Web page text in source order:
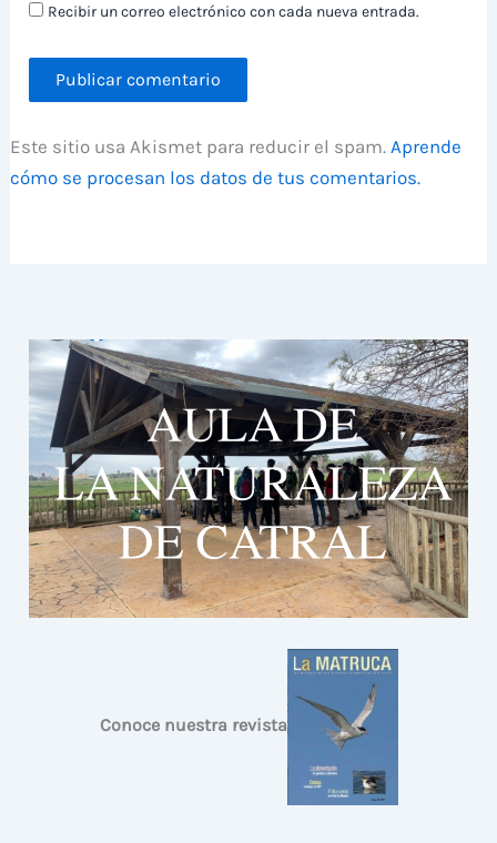
Recibir un correo electrónico con cada nueva entrada.
Este sitio usa Akismet para reducir el spam. Aprende
cómo se procesan los datos de tus comentarios.
Conoce nuestra revista